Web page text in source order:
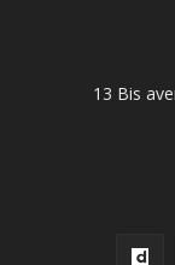
13 Bis